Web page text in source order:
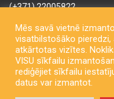
(+371) 22005822
rotkomuzejs@daugavpils.lv
Mihaila iela 3, Daugavpils,
LV-5401, Latvija
Mēs savā vietnē
visatbilstošāko
atkārtotas vizītes.
VISU sīkfailu
rediģējiet sīkfailu
datus var izmantot.